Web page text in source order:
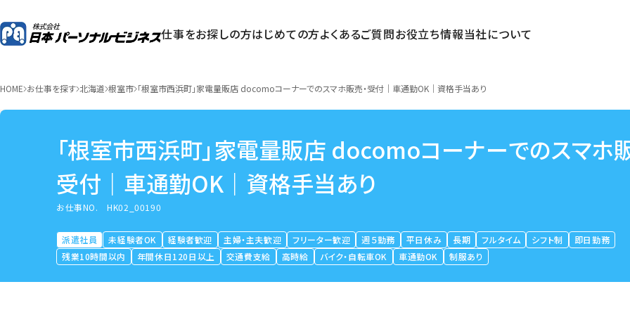
仕事をお探しの方はじめての方よくあるご質問お役立ち情報当社について
HOME お仕事を探す 北海道 根室市 「根室市西浜町」家電量販店 docomoコーナーでのスマホ販売・受付｜車通勤OK｜資格手当あり
「根室市西浜町」家電量販店 docomoコーナーでのスマホ
受付｜車通勤OK｜資格手当あり
お仕事NO.HK02_00190
派遣社員 未経験者OK 経験者歓迎 主婦・主夫歓迎 フリーター歓迎 週５勤務 平日休み 長期 フルタイム シフト制
即日勤務
残業10時間以内
年間休日120日以上 交通費支給 高時給 バイク・自転車OK 車通勤OK 制服あり